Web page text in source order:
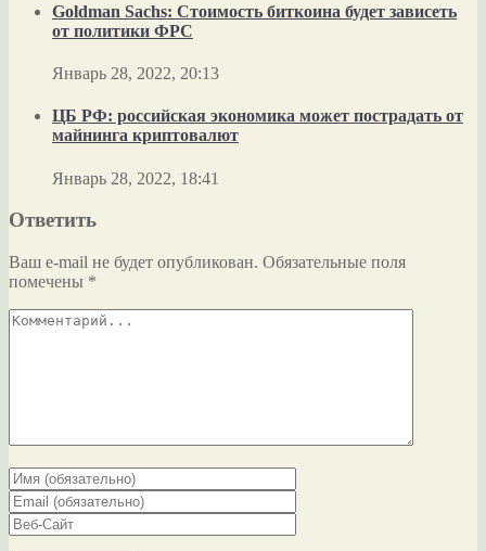
Goldman Sachs: Стоимость биткоина будет зависеть
от политики ФРС
Январь 28, 2022, 20:13
ЦБ РФ: российская экономика может пострадать от
майнинга криптовалют
Январь 28, 2022, 18:41
Ответить
Ваш e-mail не будет опубликован. Обязательные поля
помечены *